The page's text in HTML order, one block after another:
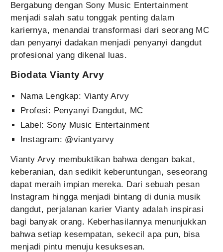
Bergabung dengan Sony Music Entertainment
menjadi salah satu tonggak penting dalam
kariernya, menandai transformasi dari seorang MC
dan penyanyi dadakan menjadi penyanyi dangdut
profesional yang dikenal luas.
Biodata Vianty Arvy
Nama Lengkap: Vianty Arvy
Profesi: Penyanyi Dangdut, MC
Label: Sony Music Entertainment
Instagram: @viantyarvy
Vianty Arvy membuktikan bahwa dengan bakat,
keberanian, dan sedikit keberuntungan, seseorang
dapat meraih impian mereka. Dari sebuah pesan
Instagram hingga menjadi bintang di dunia musik
dangdut, perjalanan karier Vianty adalah inspirasi
bagi banyak orang. Keberhasilannya menunjukkan
bahwa setiap kesempatan, sekecil apa pun, bisa
menjadi pintu menuju kesuksesan.